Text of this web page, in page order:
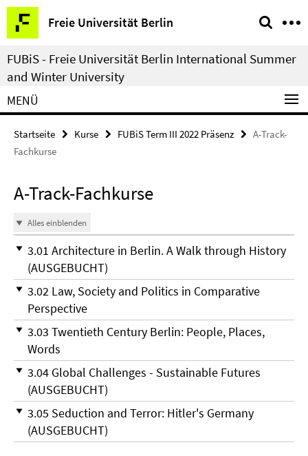
Springe
direkt
zu
Inhalt
Freie Universität Berlin
Service-
Navigation
FUBiS - Freie Universität Berlin International Summer
and Winter University
MENÜ
Startseite Kurse FUBiS Term III 2022 Präsenz
A-Track-
Fachkurse
A-Track-Fachkurse
Alles einblenden
3.01 Architecture in Berlin. A Walk through History
(AUSGEBUCHT)
3.02 Law, Society and Politics in Comparative
Perspective
3.03 Twentieth Century Berlin: People, Places,
Words
3.04 Global Challenges - Sustainable Futures
(AUSGEBUCHT)
3.05 Seduction and Terror: Hitler's Germany
(AUSGEBUCHT)